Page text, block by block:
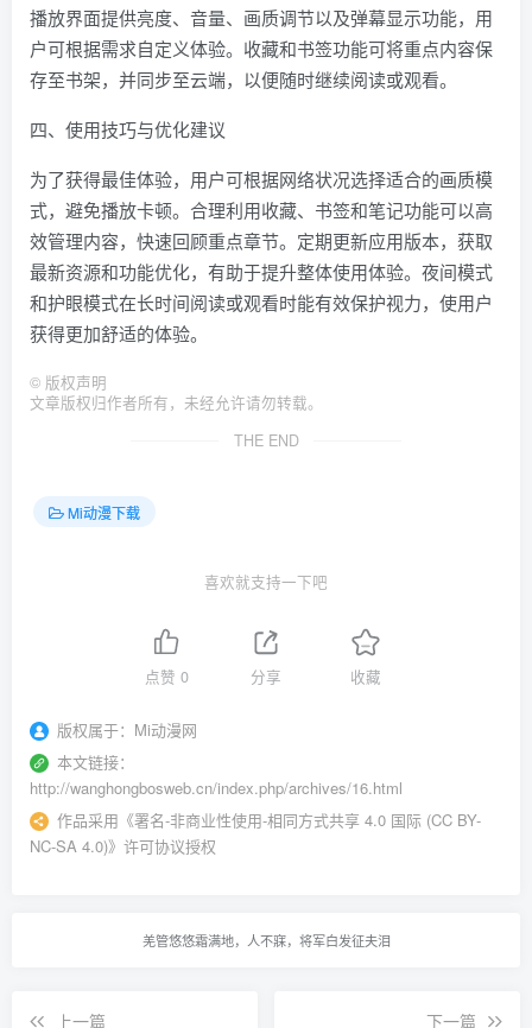
播放界面提供亮度、音量、画质调节以及弹幕显示功能，用
户可根据需求自定义体验。收藏和书签功能可将重点内容保
存至书架，并同步至云端，以便随时继续阅读或观看。
四、使用技巧与优化建议
为了获得最佳体验，用户可根据网络状况选择适合的画质模
式，避免播放卡顿。合理利用收藏、书签和笔记功能可以高
效管理内容，快速回顾重点章节。定期更新应用版本，获取
最新资源和功能优化，有助于提升整体使用体验。夜间模式
和护眼模式在长时间阅读或观看时能有效保护视力，使用户
获得更加舒适的体验。
© 版权声明
文章版权归作者所有，未经允许请勿转载。
THE END
Mi动漫下载
喜欢就支持一下吧
点赞 0 分享 收藏
版权属于： Mi动漫网
本文链接：
http://wanghongbosweb.cn/index.php/archives/16.html
作品采用 《署名-非商业性使用-相同方式共享 4.0 国际 (CC BY-
NC-SA 4.0)》许可协议授权
羌管悠悠霜满地，人不寐，将军白发征夫泪
上一篇 下一篇